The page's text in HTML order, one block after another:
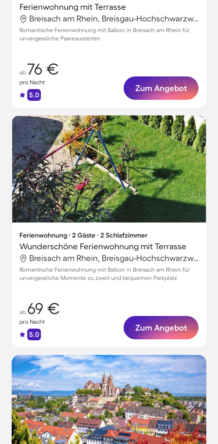
Ferienwohnung mit Terrasse
Breisach am Rhein, Breisgau-Hochschwarzwald, Deutschland
Romantische Ferienwohnung mit Balkon in Breisach am Rhein für
unvergessliche Paareauszeiten
ab 76 €
pro Nacht
5.0
Zum Angebot
Ferienwohnung ∙ 2 Gäste ∙ 2 Schlafzimmer
Wunderschöne Ferienwohnung mit Terrasse
Breisach am Rhein, Breisgau-Hochschwarzwald, Deutschland
Romantische Ferienwohnung mit Balkon in Breisach am Rhein für
unvergessliche Momente zu zweit und bequemen Parkplatz
ab 69 €
pro Nacht
5.0
Zum Angebot